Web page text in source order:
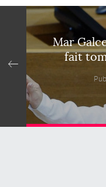
Mar
fait